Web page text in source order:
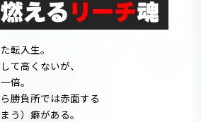
える リーチ魂
転入生。
て高くないが、
倍。
勝負所では赤面する
う）癖がある。